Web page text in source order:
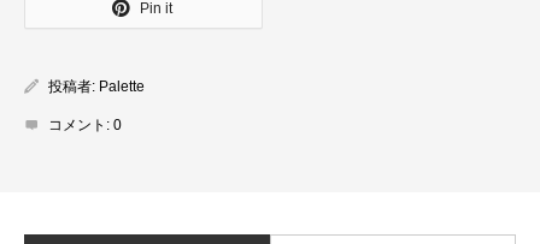
Pin it
投稿者: Palette
コメント: 0